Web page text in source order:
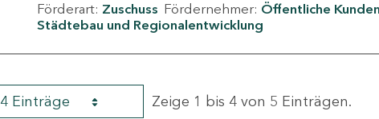
Förderart: Zuschuss Fördernehmer: Öffentliche Kunden
Städtebau und Regionalentwicklung
4 Einträge Zeige 1 bis 4 von 5 Einträgen.